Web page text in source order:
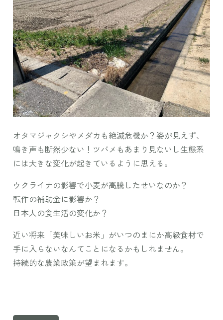
オタマジャクシやメダカも絶滅危機か？姿が見えず、
鳴き声も断然少ない！ツバメもあまり見ないし生態系
には大きな変化が起きているように思える。
ウクライナの影響で小麦が高騰したせいなのか？
転作の補助金に影響か？
日本人の食生活の変化か？
近い将来「美味しいお米」がいつのまにか高級食材で
手に入らないなんてことになるかもしれません。
持続的な農業政策が望まれます。